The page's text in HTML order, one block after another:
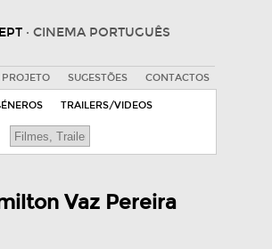
· CINEMA PORTUGUÊS
SUGESTÕES CONTACTOS
TRAILERS/VIDEOS
Vaz Pereira